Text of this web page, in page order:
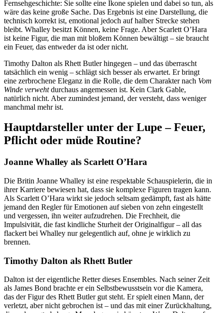
Fernsehgeschichte: Sie sollte eine Ikone spielen und dabei so tun, als
wäre das keine große Sache. Das Ergebnis ist eine Darstellung, die
technisch korrekt ist, emotional jedoch auf halber Strecke stehen
bleibt. Whalley besitzt Können, keine Frage. Aber Scarlett O’Hara
ist keine Figur, die man mit bloßem Können bewältigt – sie braucht
ein Feuer, das entweder da ist oder nicht.
Timothy Dalton als Rhett Butler hingegen – und das überrascht
tatsächlich ein wenig – schlägt sich besser als erwartet. Er bringt
eine zerbrochene Eleganz in die Rolle, die dem Charakter nach Vom
Winde verwehtdurchaus angemessen ist. Kein Clark Gable,
natürlich nicht. Aber zumindest jemand, der versteht, dass weniger
manchmal mehr ist.
Hauptdarsteller unter der Lupe – Feuer,
Pflicht oder müde Routine?
Joanne Whalley als Scarlett O’Hara
Die Britin Joanne Whalley ist eine respektable Schauspielerin, die in
ihrer Karriere bewiesen hat, dass sie komplexe Figuren tragen kann.
Als Scarlett O’Hara wirkt sie jedoch seltsam gedämpft, fast als hätte
jemand den Regler für Emotionen auf sieben von zehn eingestellt
und vergessen, ihn weiter aufzudrehen. Die Frechheit, die
Impulsivität, die fast kindliche Sturheit der Originalfigur – all das
flackert bei Whalley nur gelegentlich auf, ohne je wirklich zu
brennen.
Timothy Dalton als Rhett Butler
Dalton ist der eigentliche Retter dieses Ensembles. Nach seiner Zeit
als James Bond brachte er ein Selbstbewusstsein vor die Kamera,
das der Figur des Rhett Butler gut steht. Er spielt einen Mann, der
verletzt, aber nicht gebrochen ist – und das mit einer Zurückhaltung,